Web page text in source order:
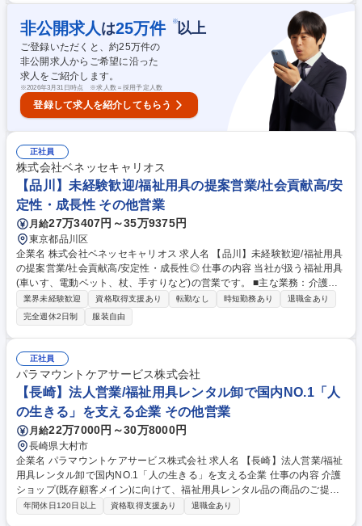
との電話や来客対応次第では、拠点の営業成績に貢献できる介在価値の高
い仕事です。そのため、事務作業だけでなく、人と接することで周りの人
をサポート・業績に間接的に関与していけることがやりがいです。ルーチ
ンワークの中にも、自分だけの色を出していけるのが、この仕事の面白み
でもあります。 ※変更範囲：無し（ただし本人の希望がある場合かつ職種
転換された場合は当社業務全般） 募集職種 【静岡】事務職/福祉用具レン
タル卸で国内NO.1「人の生きる」を支える企業
非公開求人 は25万件 ※以上
ご登録いただくと、約25万件の
非公開求人からご希望に沿った
求人をご紹介します。
※2026年3月31日時点 ※求人数＝採用予定人数
登録して求人を紹介してもらう
正社員
株式会社ベネッセキャリオス
【品川】未経験歓迎/福祉用具の提案営業/社会貢献高/安
定性・成長性 その他営業
月給27万3407円～35万9375円
東京都品川区
企業名 株式会社ベネッセキャリオス 求人名 【品川】未経験歓迎/福祉用具
の提案営業/社会貢献高/安定性・成長性◎ 仕事の内容 当社が扱う福祉用具
(車いす、電動ベット、杖、手すりなど)の営業です。 ■主な業務：介護サ
ービスを利用者している方々の身体状況に最適な福祉 用具のレンタル・販
売のご提案を行っていただきます (例)〇〇さんが歩行が難しくなってしま
った→車いすやご自宅に手すりの設置をご提案、など ■飛込み営業はあり
ません。利用者様に必要な用具をカタログ等用いてバリアフリー工事のご
提案等行います ■地域に根差した介護事業所を定期訪問し、ケアマネジャ
ーの方と信頼関係構築し担当利用者様の拡大も狙っていきます ■利用者の
ご自宅を定期訪問し、快適にご自宅で過ごせているか不具合が無いか確認
を行います 募集職種 【品川】未経験歓迎/福祉用具の提案営業/社会貢献高/
安定性・成長性◎
業界未経験歓迎 資格取得支援あり 転勤なし 時短勤務あり
退職金あり
完全週休2日制
服装自由
正社員
パラマウントケアサービス株式会社
【長崎】法人営業/福祉用具レンタル卸で国内NO.1「人
の生きる」を支える企業 その他営業
月給22万7000円～30万8000円
長崎県大村市
企業名 パラマウントケアサービス株式会社 求人名 【長崎】法人営業/福祉
用具レンタル卸で国内NO.1「人の生きる」を支える企業 仕事の内容 介護
ショップ(既存顧客メイン)に向けて、福祉用具レンタル品の商品のご提案
を行っていただきます。レンタル品の荷積みや手配、介護ショップの方と
年間休日120日以上 資格取得支援あり 退職金あり